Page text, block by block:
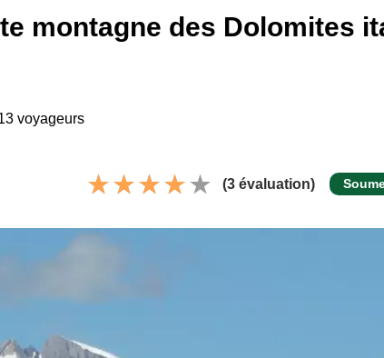
montagne des Dolomites
voyageurs
(3 évaluation)